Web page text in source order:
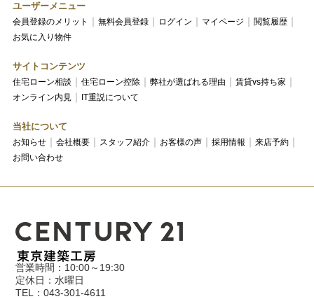
ユーザーメニュー
会員登録のメリット 無料会員登録 ログイン マイページ
閲覧履歴
お気に入り物件
サイトコンテンツ
住宅ローン相談 住宅ローン控除 弊社が選ばれる理由
賃貸vs持ち家
オンライン内見
IT重説について
当社について
お知らせ 会社概要 スタッフ紹介 お客様の声 採用情報
来店予約
お問い合わせ
営業時間：10:00～19:30
定休日：水曜日
TEL：043-301-4611